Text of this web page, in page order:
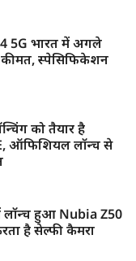
5G भारत में अगले
कीमत, स्पेसिफिकेशन
को तैयार है
ऑफिशियल लॉन्च से
लॉन्च हुआ Nubia Z50
है सेल्फी कैमरा